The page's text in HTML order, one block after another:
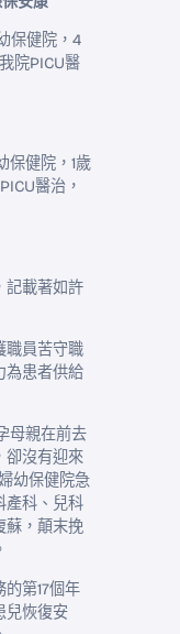
保健院，4
院PICU醫
保健院，1歲
醫治，
記載著如許
職員苦守職
為患者供給
母親在前去
卻沒有迎來
幼保健院急
產科、兒科
蘇，顛末挽
第17個年
兒恢復安